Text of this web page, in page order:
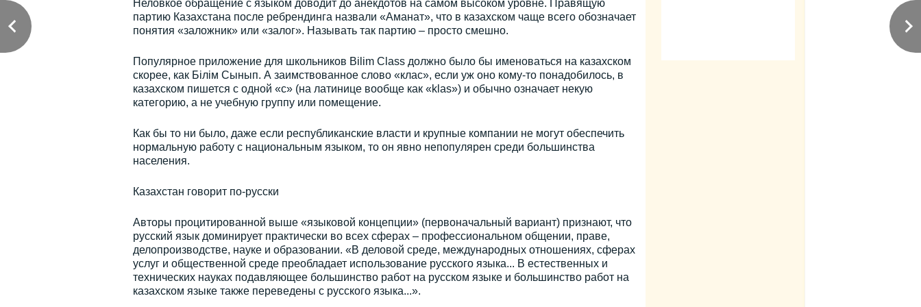
Неловкое обращение с языком доводит до анекдотов на самом высоком уровне. Правящую
партию Казахстана после ребрендинга назвали «Аманат», что в казахском чаще всего обозначает
понятия «заложник» или «залог». Называть так партию – просто смешно.
Популярное приложение для школьников Bilim Class должно было бы именоваться на казахском
скорее, как Бiлiм Сынып. А заимствованное слово «клас», если уж оно кому-то понадобилось, в
казахском пишется с одной «с» (на латинице вообще как «klas») и обычно означает некую
категорию, а не учебную группу или помещение.
Как бы то ни было, даже если республиканские власти и крупные компании не могут обеспечить
нормальную работу с национальным языком, то он явно непопулярен среди большинства
населения.
Казахстан говорит по-русски
Авторы процитированной выше «языковой концепции» (первоначальный вариант) признают, что
русский язык доминирует практически во всех сферах – профессиональном общении, праве,
делопроизводстве, науке и образовании. «В деловой среде, международных отношениях, сферах
услуг и общественной среде преобладает использование русского языка... В естественных и
технических науках подавляющее большинство работ на русском языке и большинство работ на
казахском языке также переведены с русского языка...».